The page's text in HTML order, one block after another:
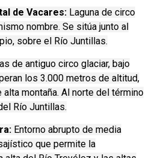
de Vacares: Laguna de circo
nombre. Se sitúa junto al
sobre el Río Juntillas.
de antiguo circo glaciar, bajo
los 3.000 metros de altitud,
montaña. Al norte del término
Río Juntillas.
Entorno abrupto de media
que permite la